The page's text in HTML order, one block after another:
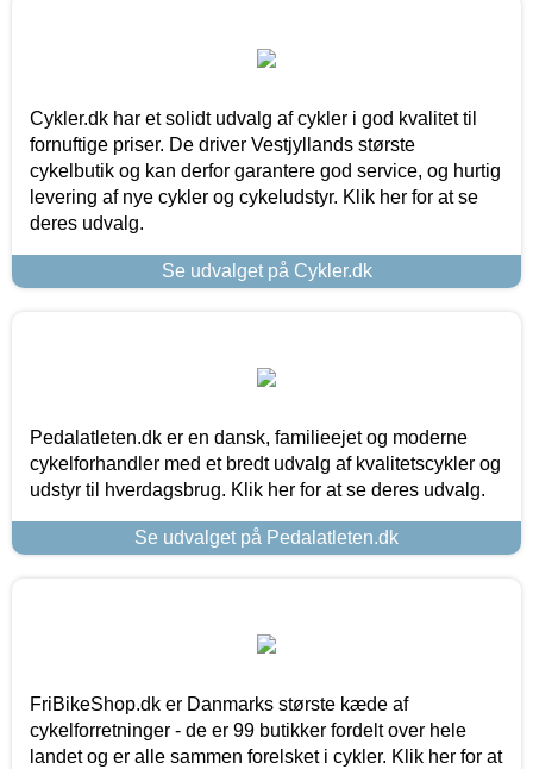
Cykler.dk har et solidt udvalg af cykler i god kvalitet til
fornuftige priser. De driver Vestjyllands største
cykelbutik og kan derfor garantere god service, og hurtig
levering af nye cykler og cykeludstyr. Klik her for at se
deres udvalg.
Se udvalget på Cykler.dk
Pedalatleten.dk er en dansk, familieejet og moderne
cykelforhandler med et bredt udvalg af kvalitetscykler og
udstyr til hverdagsbrug. Klik her for at se deres udvalg.
Se udvalget på Pedalatleten.dk
FriBikeShop.dk er Danmarks største kæde af
cykelforretninger - de er 99 butikker fordelt over hele
landet og er alle sammen forelsket i cykler. Klik her for at